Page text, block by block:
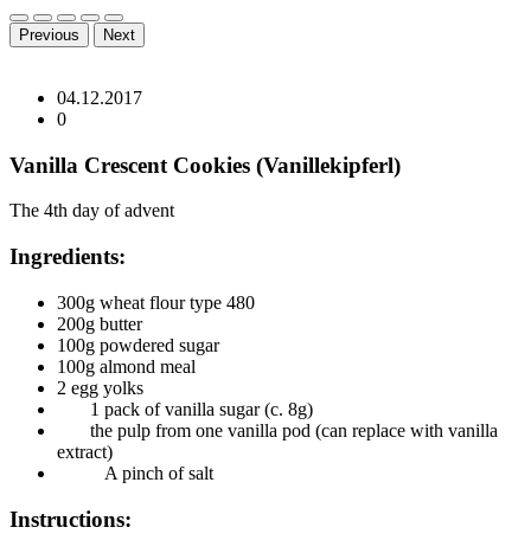
Previous Next
04.12.2017
0
Vanilla Crescent Cookies (Vanillekipferl)
The 4th day of advent
Ingredients:
300g wheat flour type 480
200g butter
100g powdered sugar
100g almond meal
2 egg yolks
1 pack of vanilla sugar (c. 8g)
the pulp from one vanilla pod (can replace with vanilla
extract)
A pinch of salt
Instructions: